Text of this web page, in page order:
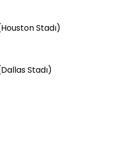
Stadı)
Stadı)